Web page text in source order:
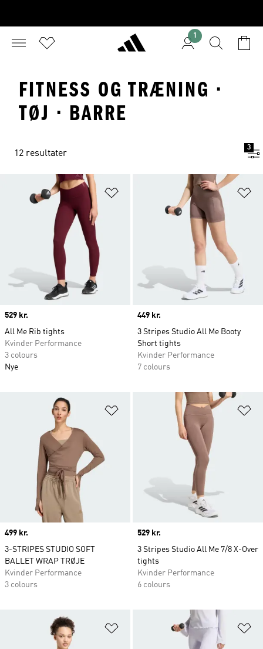
1
FITNESS OG TRÆNING ·
TØJ · BARRE
12 resultater
3
Føj til ønskeliste
Price
529 kr.
All Me Rib tights
Kvinder Performance
3 colours
Nye
Price
449 kr.
3 Stripes Studio All Me Booty
Short tights
Kvinder Performance
7 colours
Føj til ønskeliste
Price
499 kr.
3-STRIPES STUDIO SOFT
BALLET WRAP TRØJE
Kvinder Performance
3 colours
Price
529 kr.
3 Stripes Studio All Me 7/8 X-Over
tights
Kvinder Performance
6 colours
Føj til ønskeliste